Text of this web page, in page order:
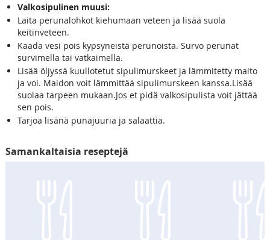
Valkosipulinen muusi:
Laita perunalohkot kiehumaan veteen ja lisää suola
keitinveteen.
Kaada vesi pois kypsyneistä perunoista. Survo perunat
survimella tai vatkaimella.
Lisää öljyssä kuullotetut sipulimurskeet ja lämmitetty maito
ja voi. Maidon voit lämmittää sipulimurskeen kanssa.Lisää
suolaa tarpeen mukaan.Jos et pidä valkosipulista voit jättää
sen pois.
Tarjoa lisänä punajuuria ja salaattia.
Samankaltaisia reseptejä